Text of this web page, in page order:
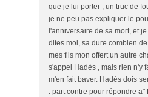
que je lui porter , un truc de
je ne peu pas expliquer le
l'anniversaire de sa mort, et
dites moi, sa dure combien
mes fils mon offert un autre
s'appel Hadès , mais rien n'y
m'en fait baver. Hadès dois
. part contre pour répondre